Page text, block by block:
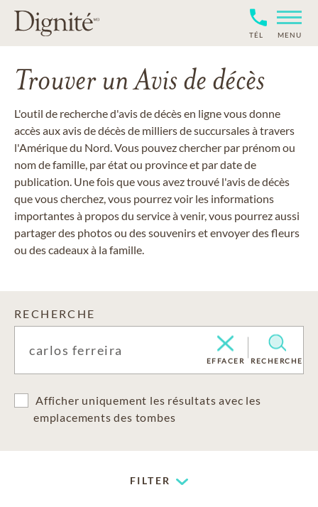
TÉL MENU
Trouver un Avis de décès
L'outil de recherche d'avis de décès en ligne vous donne
accès aux avis de décès de milliers de succursales à travers
l'Amérique du Nord. Vous pouvez chercher par prénom ou
nom de famille, par état ou province et par date de
publication. Une fois que vous avez trouvé l'avis de décès
que vous cherchez, vous pourrez voir les informations
importantes à propos du service à venir, vous pourrez aussi
partager des photos ou des souvenirs et envoyer des fleurs
ou des cadeaux à la famille.
RECHERCHE
EFFACER RECHERCHE
Afficher uniquement les résultats avec les
emplacements des tombes
FILTER